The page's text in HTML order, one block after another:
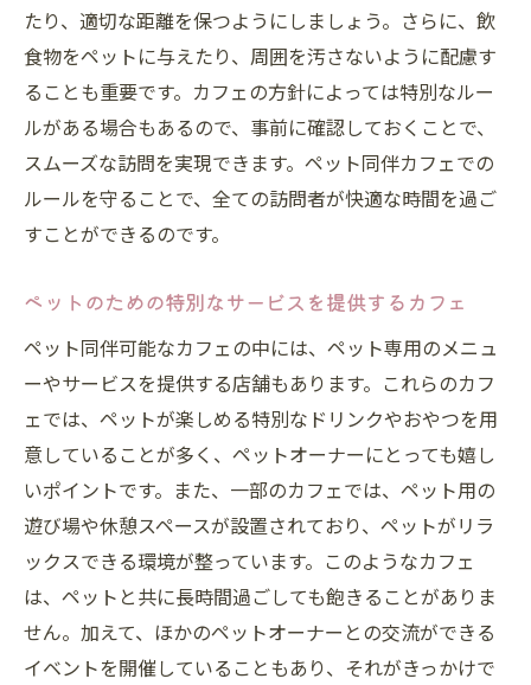
ペットと一緒に過ごす心地よいカフェタイムの
すすめ
ペットとカフェでのリラックス時間を楽し
む
カフェでのペットのための快適な環境作り
ペット同伴カフェでのおすすめの過ごし方
ペットと一緒に楽しむカフェ時間の工夫
ペットと共に心地よいカフェタイムを過ご
ペットとカフェでの充実したひとときを過
ごす方法
たり、適切な距離を保つようにしましょう。さらに、飲
食物をペットに与えたり、周囲を汚さないように配慮す
ることも重要です。カフェの方針によっては特別なルー
ルがある場合もあるので、事前に確認しておくことで、
スムーズな訪問を実現できます。ペット同伴カフェでの
ルールを守ることで、全ての訪問者が快適な時間を過ご
すことができるのです。
ペットのための特別なサービスを提供するカフェ
ペット同伴可能なカフェの中には、ペット専用のメニュ
ーやサービスを提供する店舗もあります。これらのカフ
ェでは、ペットが楽しめる特別なドリンクやおやつを用
意していることが多く、ペットオーナーにとっても嬉し
いポイントです。また、一部のカフェでは、ペット用の
遊び場や休憩スペースが設置されており、ペットがリラ
ックスできる環境が整っています。このようなカフェ
は、ペットと共に長時間過ごしても飽きることがありま
せん。加えて、ほかのペットオーナーとの交流ができる
イベントを開催していることもあり、それがきっかけで